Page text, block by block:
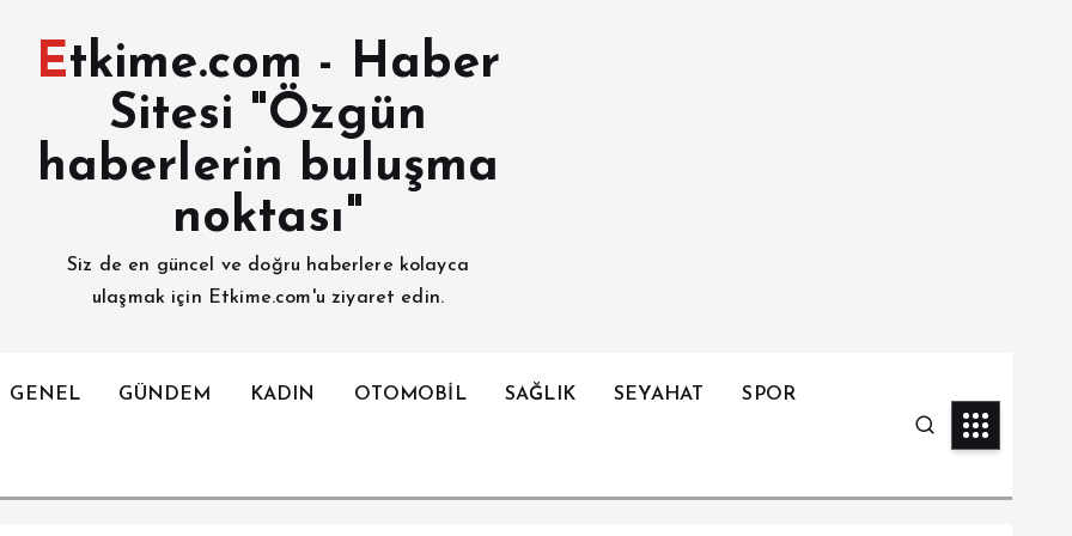
Etkime.com - Haber
Sitesi "Özgün
haberlerin buluşma
noktası"
Siz de en güncel ve doğru haberlere kolayca
ulaşmak için Etkime.com'u ziyaret edin.
GENEL GÜNDEM KADIN OTOMOBİL SAĞLIK SEYAHAT SPOR